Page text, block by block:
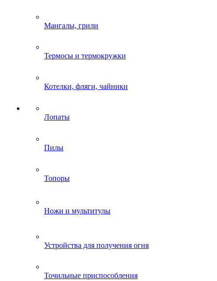
Мангалы, грили
Термосы и термокружки
Котелки, фляги, чайники
Лопаты
Пилы
Топоры
Ножи и мультитулы
Устройства для получения огня
Точильные приспособления